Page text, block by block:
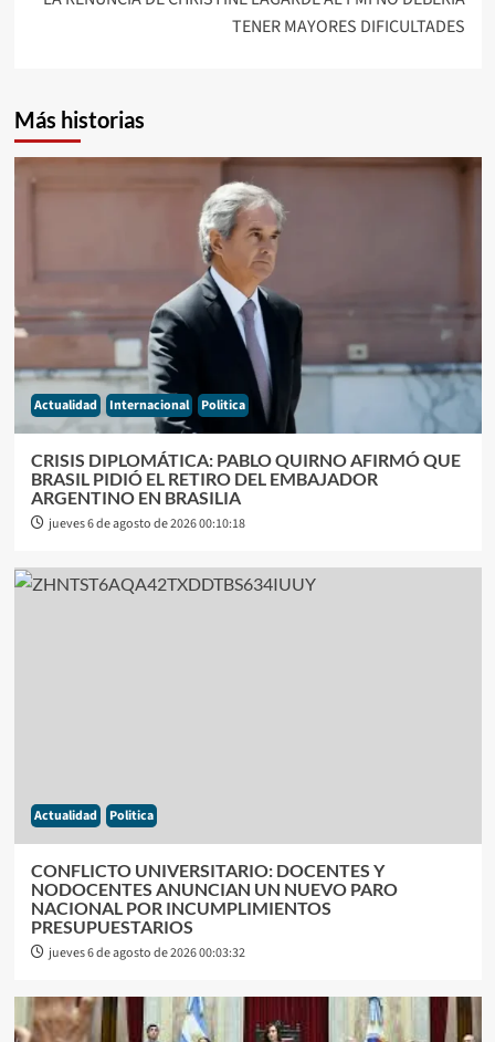
TENER MAYORES DIFICULTADES
Más historias
Actualidad Internacional Politica
CRISIS DIPLOMÁTICA: PABLO QUIRNO AFIRMÓ QUE
BRASIL PIDIÓ EL RETIRO DEL EMBAJADOR
ARGENTINO EN BRASILIA
jueves 6 de agosto de 2026 00:10:18
Actualidad Politica
CONFLICTO UNIVERSITARIO: DOCENTES Y
NODOCENTES ANUNCIAN UN NUEVO PARO
NACIONAL POR INCUMPLIMIENTOS
PRESUPUESTARIOS
jueves 6 de agosto de 2026 00:03:32